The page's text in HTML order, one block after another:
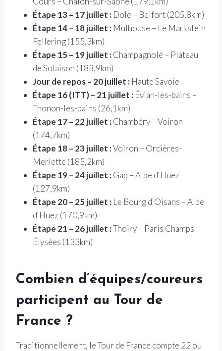
Étape 13 – 17 juillet : Dole – Belfort (205,8km)
Étape 14 – 18 juillet : Mulhouse – Le Markstein
Fellering (155,3km)
Étape 15 – 19 juillet :Champagnolé – Plateau
de Solaison (183,9km)
Jour de repos – 20 juillet : Haute Savoie
Étape 16 (ITT) – 21 juillet : Évian-les-bains –
Thonon-les-bains (26,1km)
Étape 17 – 22 juillet :Chambéry – Voiron
(174,7km)
Étape 18 – 23 juillet :Voiron – Orcières-
Merlette (185,2km)
Étape 19 – 24 juillet :Gap – Alpe d'Huez
(127,9km)
Étape 20 – 25 juillet : Le Bourg d'Oisans – Alpe
d'Huez (170,9km)
Étape 21 – 26 juillet :Thoiry – Paris Champs-
Élysées (133km)
Combien d’équipes/coureurs
participent au Tour de
France ?
Traditionnellement, le Tour de France compte 22 ou